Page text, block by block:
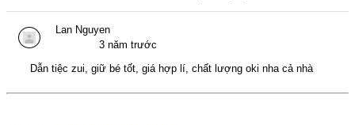
Lan Nguyen
3 năm trước
Dẫn tiệc zui, giữ bé tốt, giá hợp lí, chất lượng oki nha cả nhà